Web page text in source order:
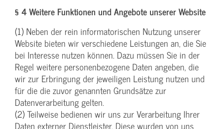
§ 4 Weitere Funktionen und Angebote unserer Website
(1) Neben der rein informatorischen Nutzung unserer
Website bieten wir verschiedene Leistungen an, die Sie
bei Interesse nutzen können. Dazu müssen Sie in der
Regel weitere personenbezogene Daten angeben, die
wir zur Erbringung der jeweiligen Leistung nutzen und
für die die zuvor genannten Grundsätze zur
Datenverarbeitung gelten.
(2) Teilweise bedienen wir uns zur Verarbeitung Ihrer
Daten externer Dienstleister. Diese wurden von uns